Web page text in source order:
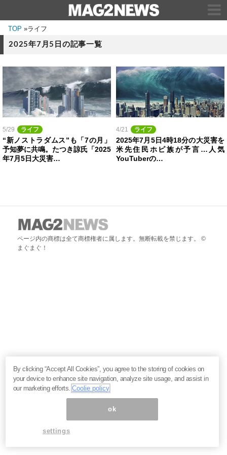
TOP »ライフ
2025年7月5日の記事一覧
5/29 ライフ
“新ノストラダムス”も「7の月」
予知夢に共鳴。たつき諒氏「2025
年7月5日大災害…
4/21 ライフ
2025年7月5日4時18分の大災害を
米先住民ホピ族が予言…人気
YouTuberの…
ページ内の商標は全て商標権者に属します。無断転載を禁じます。 ©
まぐまぐ！
By clicking “Accept All Cookies”, you agree to the storing of cookies on
your device to enhance site navigation, analyze site usage, and assist in
our marketing efforts.Coolie policy
ok
settings